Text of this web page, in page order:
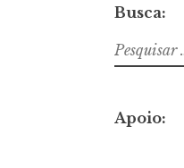
Busca:
Pesquisar
por:
Apoio: